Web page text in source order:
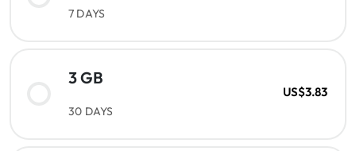
7 DAYS
3 GB
30 DAYS
US$3.83